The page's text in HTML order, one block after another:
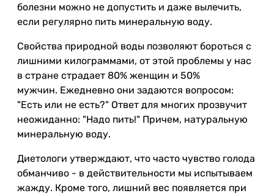
болезни можно не допустить и даже вылечить,
если регулярно пить минеральную воду.
Свойства природной воды позволяют бороться с
лишними килограммами, от этой проблемы у нас
в стране страдает 80% женщин и 50%
мужчин. Ежедневно они задаются вопросом:
"Есть или не есть?" Ответ для многих прозвучит
неожиданно: "Надо пить!" Причем, натуральную
минеральную воду.
Диетологи утверждают, что часто чувство голода
обманчиво - в действительности мы испытываем
жажду. Кроме того, лишний вес появляется при